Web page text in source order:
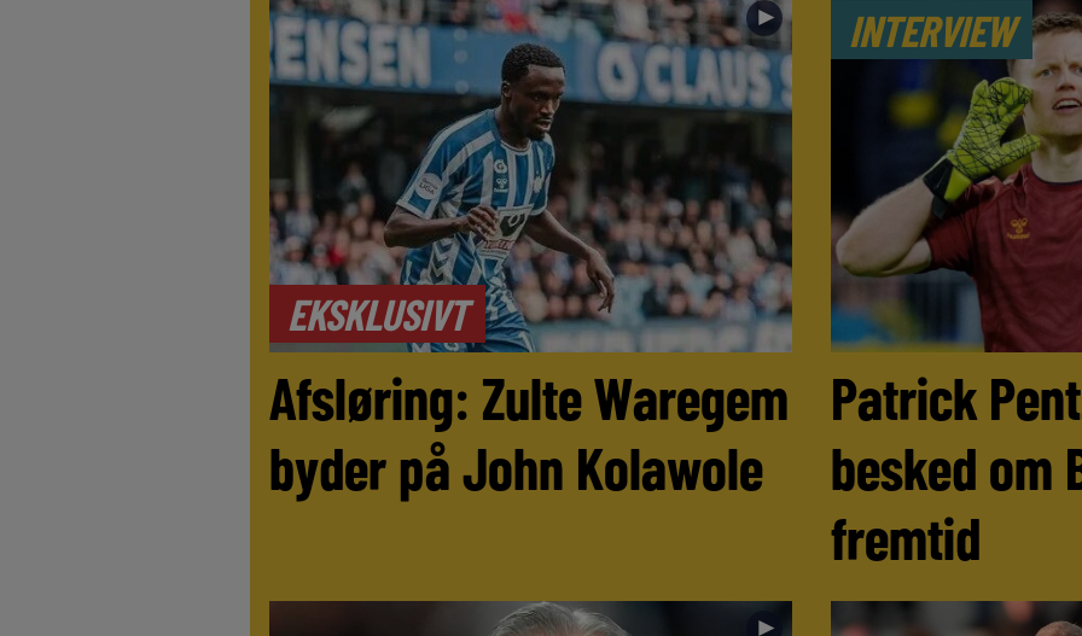
EKSKLUSIVT
►
Afsløring: Zulte Waregem
byder på John Kolawole
INTERVIEW
Patrick
besked om
fremtid
►